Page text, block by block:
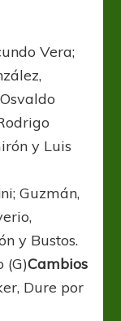
Vera;
y Luis
Guzmán,
y Bustos.
(G)Cambios
Dure por